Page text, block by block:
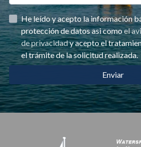
He leído y acepto la información básica sobre
protección de datos asi comoel
de privacidady acepto el
el trámite de la solicitud realizada.
Enviar